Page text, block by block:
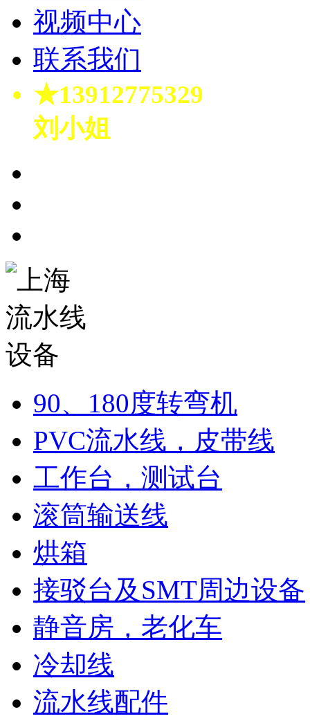
视频中心
联系我们
★13912775329
刘小姐
90、180度转弯机
PVC流水线，皮带线
工作台，测试台
滚筒输送线
烘箱
接驳台及SMT周边设备
静音房，老化车
冷却线
流水线配件